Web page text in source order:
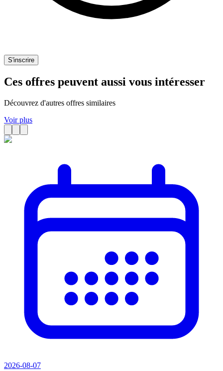
S'inscrire
Ces offres peuvent aussi vous intéresser
Découvrez d'autres offres similaires
Voir plus
2026-08-07